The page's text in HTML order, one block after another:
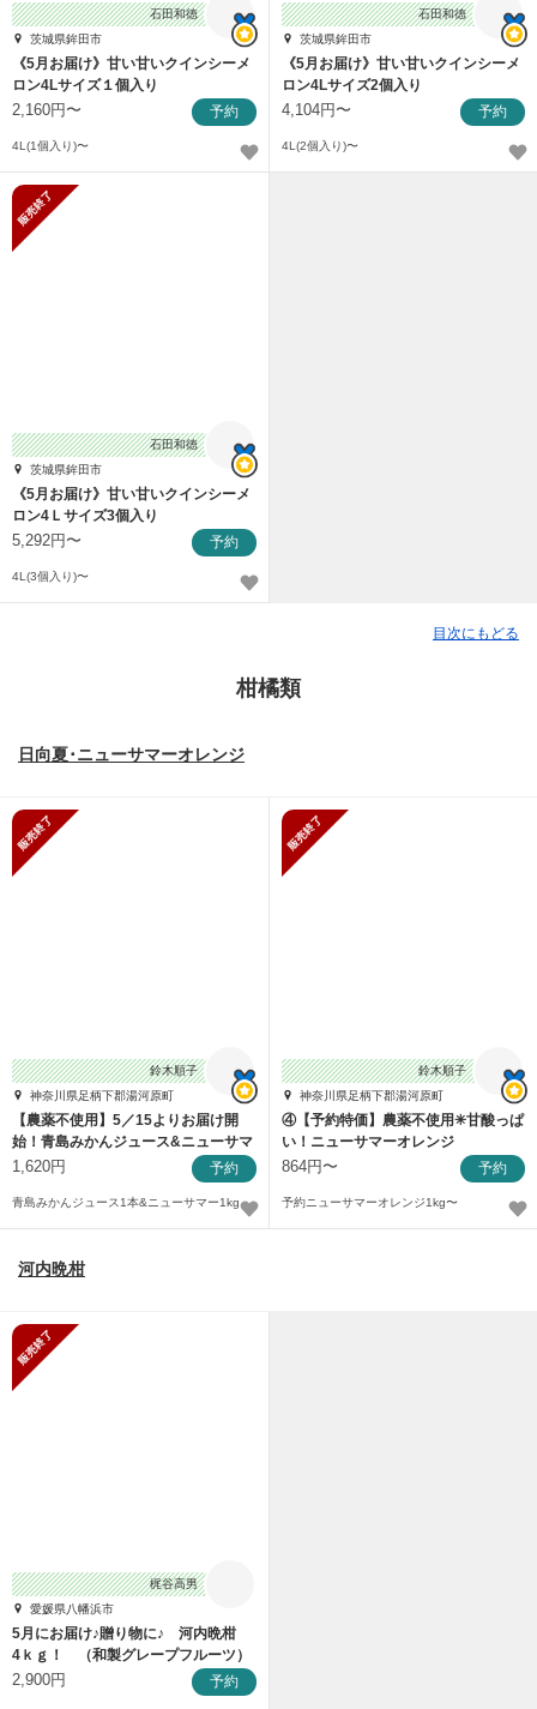
石田和徳
茨城県鉾田市
《5月お届け》甘い甘いクインシーメ
ロン4Lサイズ１個入り
2,160円〜 予約
4L(1個入り)〜
石田和徳
茨城県鉾田市
《5月お届け》甘い甘いクインシーメ
ロン4Lサイズ2個入り
4,104円〜 予約
4L(2個入り)〜
石田和徳
茨城県鉾田市
《5月お届け》甘い甘いクインシーメ
ロン4Ｌサイズ3個入り
5,292円〜 予約
4L(3個入り)〜
目次にもどる
柑橘類
日向夏･ニューサマーオレンジ
鈴木順子
神奈川県足柄下郡湯河原町
【農薬不使用】5／15よりお届け開
始！青島みかんジュース&ニューサマ
ーオレンジセ
1,620円 予約
青島みかんジュース1本&ニューサマー1kg
鈴木順子
神奈川県足柄下郡湯河原町
④【予約特価】農薬不使用✳︎甘酸っぱ
い！ニューサマーオレンジ
864円〜 予約
予約ニューサマーオレンジ1kg〜
河内晩柑
梶谷高男
愛媛県八幡浜市
5月にお届け♪贈り物に♪ 河内晩柑
4ｋｇ！ （和製グレープフルーツ）
2,900円 予約